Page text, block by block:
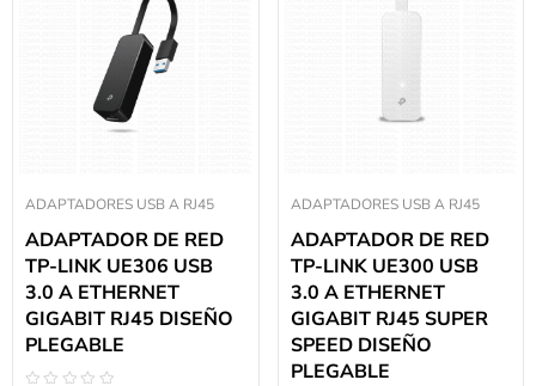
ADAPTADORES USB A RJ45
ADAPTADOR DE RED
TP-LINK UE306 USB
3.0 A ETHERNET
GIGABIT RJ45 DISEÑO
PLEGABLE
ADAPTADORES USB A RJ45
ADAPTADOR DE RED
TP-LINK UE300 USB
3.0 A ETHERNET
GIGABIT RJ45 SUPER
SPEED DISEÑO
PLEGABLE